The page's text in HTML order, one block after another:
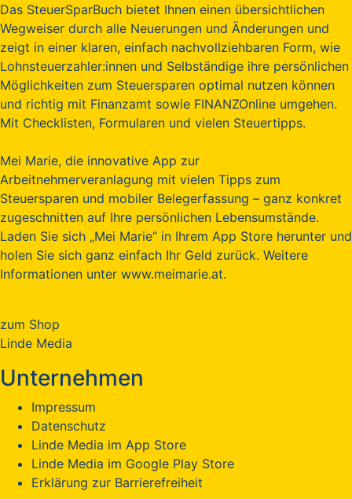
Das SteuerSparBuch bietet Ihnen einen übersichtlichen
Wegweiser durch alle Neuerungen und Änderungen und
zeigt in einer klaren, einfach nachvollziehbaren Form, wie
Lohnsteuerzahler:innen und Selbständige ihre persönlichen
Möglichkeiten zum Steuersparen optimal nutzen können
und richtig mit Finanzamt sowie FINANZOnline umgehen.
Mit Checklisten, Formularen und vielen Steuertipps.
Mei Marie, die innovative App zur
Arbeitnehmerveranlagung mit vielen Tipps zum
Steuersparen und mobiler Belegerfassung – ganz konkret
zugeschnitten auf Ihre persönlichen Lebensumstände.
Laden Sie sich „Mei Marie“ in Ihrem App Store herunter und
holen Sie sich ganz einfach Ihr Geld zurück. Weitere
Informationen unter www.meimarie.at.
zum Shop
Linde Media
Unternehmen
Impressum
Datenschutz
Linde Media im App Store
Linde Media im Google Play Store
Erklärung zur Barrierefreiheit